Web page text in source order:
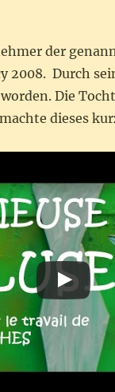
der
2008. Durch
Die
dieses